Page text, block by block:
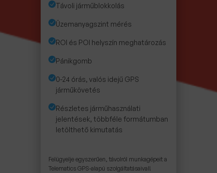
Távoli járműblokkolás
Üzemanyagszint mérés
ROI és POI helyszín meghatározás
Pánikgomb
0-24 órás, valós idejű GPS
járműkövetés
Részletes járműhasználati
jelentések, többféle formátumban
letölthető kimutatás
Felügyelje egyszerűen, távolról munkagépeit a
Telematics GPS-alapú szolgáltatásaival!